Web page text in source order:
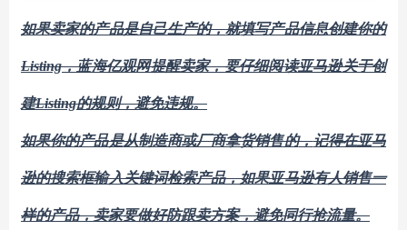
如果卖家的产品是自己生产的，就填写产品信息创建你的
Listing，蓝海亿观网提醒卖家，要仔细阅读亚马逊关于创
建Listing的规则，避免违规。
如果你的产品是从制造商或厂商拿货销售的，记得在亚马
逊的搜索框输入关键词检索产品，如果亚马逊有人销售一
样的产品，卖家要做好防跟卖方案，避免同行抢流量。